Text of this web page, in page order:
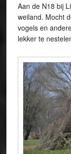
Aan de N18 bij
weiland. Mocht
vogels en
lekker te